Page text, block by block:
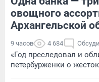
овощного
Архангельской
9 часов 4 684
«Год преследовал и
петербурженки о